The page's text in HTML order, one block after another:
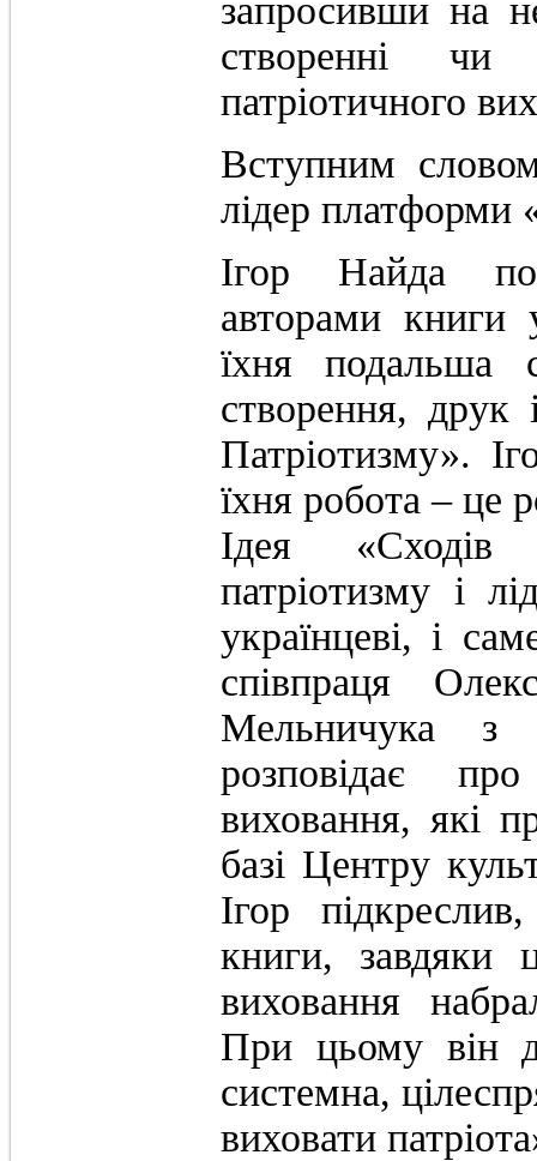
запросивши на
створенні чи
патріотичного
Вступним
лідер платформи
Ігор Найда
авторами книги
їхня подальша
створення, друк
Патріотизму».
їхня робота – це
Ідея
патріотизму і
українцеві, і
співпраця
Мельничука з
розповідає
виховання, які
базі Центру
Ігор
книги, завдяки
виховання
При цьому він
системна,
виховати